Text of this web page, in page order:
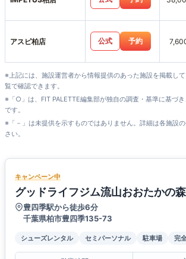
アスピ柏店 公式 予約
※上記には、施設運営者から情報提供のあった施設を掲載し
覧で確認できます。
※「○」は、FIT PALETTE編集部が独自の調査・基準に基づ
です。
※「－」は未提供を示すものではありません。詳細は各施設
さい。
キャンペーン中
グッドライフジム流山おおたかの
豊四季駅から徒歩6分
千葉県柏市豊四季135-73
シューズレンタル セミパーソナル 駐車場 完